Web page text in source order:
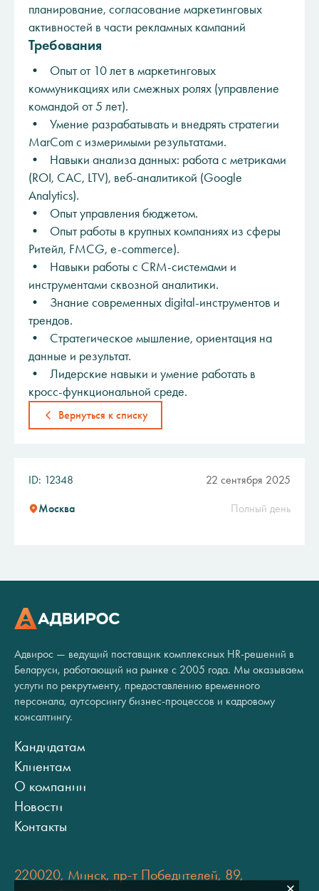
планирование, согласование маркетинговых
активностей в части рекламных кампаний
Требования
• Опыт от 10 лет в маркетинговых
коммуникациях или смежных ролях (управление
командой от 5 лет).
• Умение разрабатывать и внедрять стратегии
MarCom с измеримыми результатами.
• Навыки анализа данных: работа с метриками
(ROI, CAC, LTV), веб-аналитикой (Google
Analytics).
• Опыт управления бюджетом.
• Опыт работы в крупных компаниях из сферы
Ритейл, FMCG, e-commerce).
• Навыки работы с CRM-системами и
инструментами сквозной аналитики.
• Знание современных digital-инструментов и
трендов.
• Стратегическое мышление, ориентация на
данные и результат.
• Лидерские навыки и умение работать в
кросс-функциональной среде.
Вернуться к списку
ID: 12348 22 сентября 2025
Москва Полный день
Адвирос — ведущий поставщик комплексных HR-решений в
Беларуси, работающий на рынке с 2005 года. Мы оказываем
услуги по рекрутменту, предоставлению временного
персонала, аутсорсингу бизнес-процессов и кадровому
консалтингу.
Кандидатам
Клиентам
О компании
Новости
Контакты
220020, Минск, пр-т Победителей, 89,